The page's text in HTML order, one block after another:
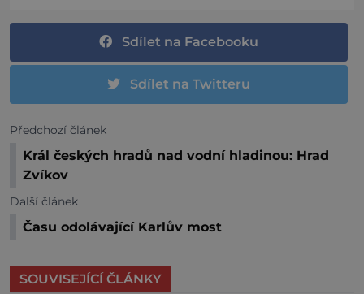
Sdílet na Facebooku
Sdílet na Twitteru
Předchozí článek
Král českých hradů nad vodní hladinou: Hrad
Zvíkov
Další článek
Času odolávající Karlův most
SOUVISEJÍCÍ ČLÁNKY